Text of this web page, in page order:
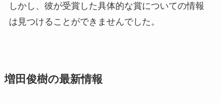
しかし、彼が受賞した具体的な賞についての情報
は見つけることができませんでした。
増田俊樹の最新情報